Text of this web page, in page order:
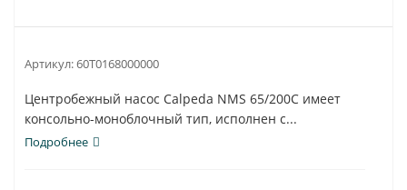
Артикул:60T0168000000
Центробежный насос Calpeda NMS 65/200C имеет
консольно-моноблочный тип, исполнен с...
Подробнее